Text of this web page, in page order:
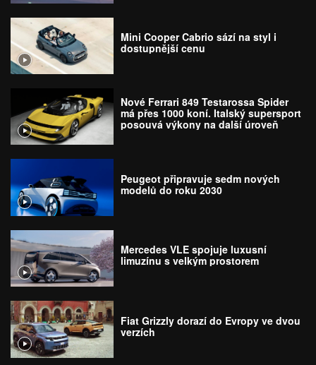
Mini Cooper Cabrio sází na styl i
dostupnější cenu
Nové Ferrari 849 Testarossa Spider
má přes 1000 koní. Italský supersport
posouvá výkony na další úroveň
Peugeot připravuje sedm nových
modelů do roku 2030
Mercedes VLE spojuje luxusní
limuzínu s velkým prostorem
Fiat Grizzly dorazí do Evropy ve dvou
verzích